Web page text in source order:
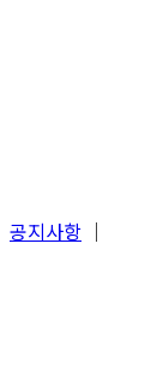
공지사항 │